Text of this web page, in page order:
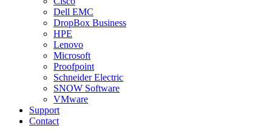
Dell EMC
DropBox Business
HPE
Lenovo
Microsoft
Proofpoint
Schneider Electric
SNOW Software
VMware
Support
Contact